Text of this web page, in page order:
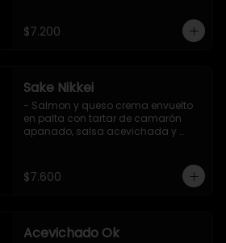
$7.200
Sake Nikkei
- Salmon y queso crema envuelto
en palta con tartar de camarón
apanado, salsa acevichada y
$7.600
Acevichado Ok